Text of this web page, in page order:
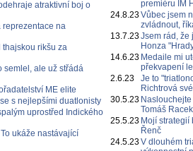
atraktivní boj o
reprezentace na
thajskou rikšu za
semlel, ale už střádá
ME elite
s nejlepšími duatlonisty
uprostřed Indického
ukáže nastávající
premiéru IM
24.8.23Vůbec jsem
zvládnout,
13.7.23Jsem rád, že
Honza
14.6.23 Medaile mi
překvapení
2.6.23
Je to
Richtrová
30.5.23
Tomáš Racek
25.5.23 Mojí strategií
Řenč
24.5.23V dlouhém